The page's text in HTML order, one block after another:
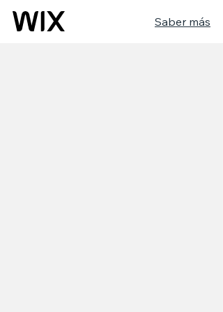
Saber más